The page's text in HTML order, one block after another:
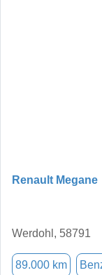
Renault Megane
Werdohl, 58791
89.000 km